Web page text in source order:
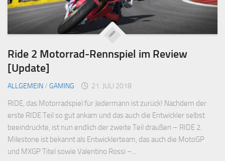
Ride 2 Motorrad-Rennspiel im Review
[Update]
ALLGEMEIN/ GAMING 21. JULI 2018
RIDE, das Motorradspiel für Jedermann ist zurück! Nachdem der
erste RIDE Teil so gut ankam und das auch die Entwickler selbst
beeindruckte, ist nun endlich der zweite Teil draußen – RIDE 2.
Milestone ist bekannt als Entwicklerteam, das auch die MotoGP
und MXGP Titel sowie Valentino Rossi –...